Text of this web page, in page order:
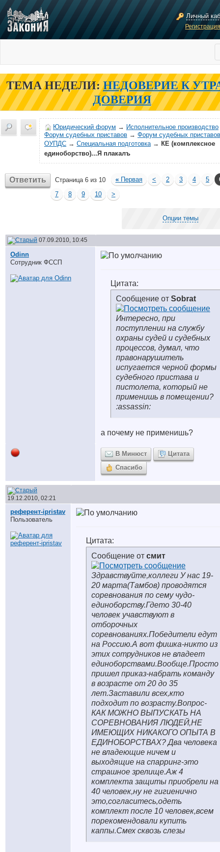
Личный
ТЕМА НЕДЕЛИ: НЕДОВЕРИЕ К
ДОВЕРИЯ
Юридический форум → Исполнительное производство
Форум судебных приставов → Форум судебных
ОУПДС → Специальная подготовка→ КЕ (комплексное
единоборство)...Я плакалъ
Ответить Страница 6 из 10 « Первая < 2 3 4 5
7
8 9 10 >
Опции темы
07.09.2010, 10:45
Odinn
Сотрудник ФССП
Цитата:
Сообщение от Sobrat
Интересно, при
поступлении на службу
охраны судей и судебных
процессов, думал, что
правонарушитель
испугается черной формы
судебного пристава и
пистолета, который не
применишь в помещении?
:assassin:
а почему не применишь?
В Минюст
Цитата
Спасибо
19.12.2010, 02:21
референт-ipristav
Пользователь
Цитата:
Сообщение от смит
Здравствуйте,коллеги У нас 19-
20 марта(Тамбов) проводятся
соревнования по сему чудо-
единоборству.Гдето 30-40
человек учавствуют в
отборочных
соревнованиях.Победители едут
на Россию.А вот фишка-никто из
этих сотрудников не владеет
единоборствами.Вообще.Просто
пришел приказ-набрать команду
в возрасте от 20 до 35
лет.Заставили всех,кто
подходит по возрасту.Вопрос-
КАК МОЖНО ВЫПУСКАТЬ НА
СОРЕВНОВАНИЯ ЛЮДЕЙ,НЕ
ИМЕЮЩИХ НИКАКОГО ОПЫТА В
ЕДИНОБОРСТВАХ? Два человека
не владеющие ничем и
выходящие на спарринг-это
страшное зрелище.Аж 4
комплекта защиты приобрели на
40 человек,ну не гигиенично
это,согласитесь,одеть
комплект после 10 человек,всем
порекомендовали купить
каппы.Смех сквозь слезы